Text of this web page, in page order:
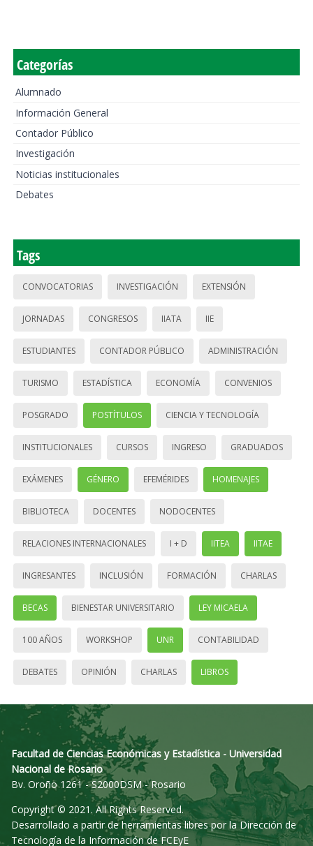
Categorías
Alumnado
Información General
Contador Público
Investigación
Noticias institucionales
Debates
Tags
CONVOCATORIAS INVESTIGACIÓN EXTENSIÓN
JORNADAS CONGRESOS IIATA IIE
ESTUDIANTES CONTADOR PÚBLICO ADMINISTRACIÓN
TURISMO ESTADÍSTICA ECONOMÍA CONVENIOS
POSGRADO POSTÍTULOS CIENCIA Y TECNOLOGÍA
INSTITUCIONALES CURSOS INGRESO GRADUADOS
EXÁMENES GÉNERO EFEMÉRIDES HOMENAJES
BIBLIOTECA DOCENTES NODOCENTES
RELACIONES INTERNACIONALES I + D IITEA IITAE
INGRESANTES INCLUSIÓN FORMACIÓN CHARLAS
BECAS BIENESTAR UNIVERSITARIO LEY MICAELA
100 AÑOS WORKSHOP UNR CONTABILIDAD
DEBATES OPINIÓN CHARLAS LIBROS
Facultad de Ciencias Económicas y Estadística - Universidad
Nacional de Rosario
Bv. Oroño 1261 - S2000DSM - Rosario
Copyright © 2021. All Rights Reserved.
Desarrollado a partir de herramientas libres por la Dirección de
Tecnología de la Información de FCEyE